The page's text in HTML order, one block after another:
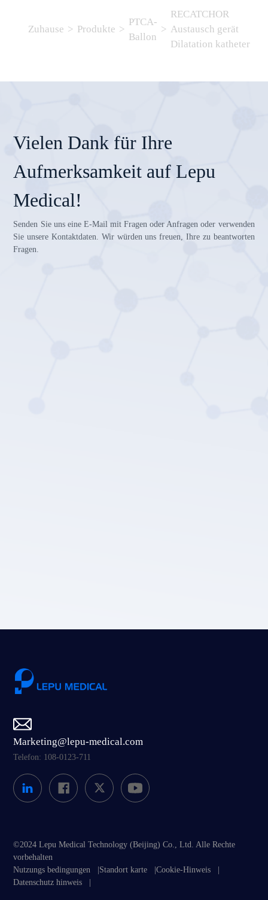
Zuhause > Produkte >
PTCA-
Ballon
>
RECATCHOR
Austausch gerät
Dilatation katheter
Vielen Dank für Ihre
Aufmerksamkeit auf Lepu
Medical!
Senden Sie uns eine E-Mail mit Fragen oder Anfragen oder verwenden
Sie unsere Kontaktdaten. Wir würden uns freuen, Ihre zu beantworten
Fragen.
Marketing@lepu-medical.com
Telefon: 108-0123-711
©2024 Lepu Medical Technology (Beijing) Co., Ltd. Alle Rechte
vorbehalten
Nutzungs bedingungen
|Standort karte |Cookie-Hinweis
|
Datenschutz hinweis
|